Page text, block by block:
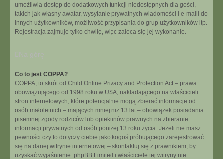
umożliwia dostęp do dodatkowych funkcji niedostępnych dla gości,
takich jak własny awatar, wysyłanie prywatnych wiadomości i e-maili do
innych użytkowników, możliwość przypisania do grup użytkowników itp.
Rejestracja zajmuje tylko chwilę, więc zaleca się jej wykonanie.
Na górę
Co to jest COPPA?
COPPA, to skrót od Child Online Privacy and Protection Act – prawa
obowiązującego od 1998 roku w USA, nakładającego na właścicieli
stron internetowych, które potencjalnie mogą zbierać informacje od
osób małoletnich – mających mniej niż 13 lat – obowiązek posiadania
pisemnej zgody rodziców lub opiekunów prawnych na zbieranie
informacji prywatnych od osób poniżej 13 roku życia. Jeżeli nie masz
pewności czy to dotyczy ciebie jako kogoś próbującego zarejestrować
się na danej witrynie internetowej – skontaktuj się z prawnikiem, by
uzyskać wyjaśnienie. phpBB Limited i właściciele tej witryny nie